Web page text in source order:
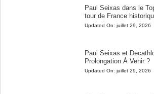
Paul Seixas dans le
tour de France
Updated On: juillet 29, 2026
Paul Seixas et
Prolongation À Venir ?
Updated On: juillet 29, 2026